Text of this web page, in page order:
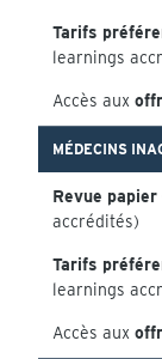
Tarifs
learnings
Accès aux
MÉDECINS
Revue
accrédités)
Tarifs
learnings
Accès aux